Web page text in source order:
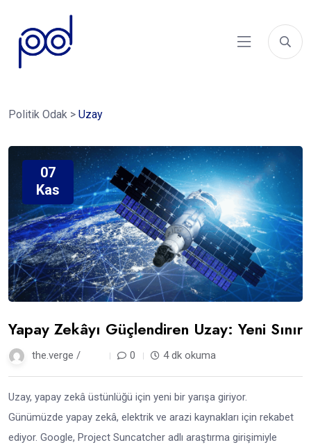
Politik Odak > Uzay
07
Kas
Yapay Zekâyı Güçlendiren Uzay: Yeni Sınır
the.verge / 0 4 dk okuma
Uzay, yapay zekâ üstünlüğü için yeni bir yarışa giriyor.
Günümüzde yapay zekâ, elektrik ve arazi kaynakları için rekabet
ediyor. Google, Project Suncatcher adlı araştırma girişimiyle